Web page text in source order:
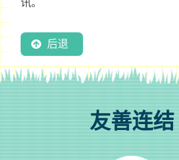
讯。
后退
友善连结